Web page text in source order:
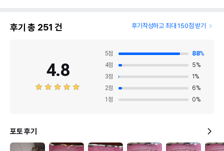
후기 총 251 건 후기작성하고 최대 150점 받기
4.8
5점 88%
4점 5%
3점 1 %
2점 6%
1 점 0%
포토 후기